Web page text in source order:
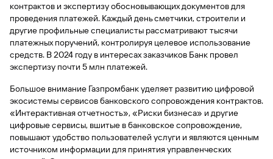
специальные
предложения
Газпром
Бонус
«Плюс»
Информация
для
держателей
карт
полезно
Часто
задаваемые
вопросы
Калькулятор
вкладов
Быстрый
поиск
Отчет о
кредитной
истории
Кредитный
Быстрый
поиск
по
сайту
Открыть
брокерский
счет
Брокерское
Инвестиционные
продукты
доверительного
управления
Отчет о
кредитной
истории
Станьте
партнером
Быстрый
поиск
по
сайту
Кредитный
рейтинг
Отчет о
истории
Станьте
партнером
Партнерам
Gazprom
Pay
Интернет-
Мобильное
приложение
GPB-
Отделения
банка
Банкоматы
инкассация
с Moniron
Онлайн-
касса 3 в 1 с
эквайрингом
быть
полезно
115-ФЗ
для
сервисы
«Копии
документов»
и «Справки»
поиск
по
сайту
Вклады
Курсы
валют
оплата
таможенных
платежей
Быстрый
по
сайту
Вклады
по
сайту
Вклады
сайту
Вклады
контрактов и экспертизу обосновывающих документов для
проведения платежей. Каждый день сметчики, строители и
другие профильные специалисты рассматривают тысячи
платежных поручений, контролируя целевое использование
средств. В 2024 году в интересах заказчиков Банк провел
экспертизу почти 5 млн платежей.
Большое внимание Газпромбанк уделяет развитию цифровой
экосистемы сервисов банковского сопровождения контрактов.
«Интерактивная отчетность», «Риски бизнеса» и другие
цифровые сервисы, вшитые в банковское сопровождение,
повышают удобство пользователей услуги и являются ценным
источником информации для принятия управленческих